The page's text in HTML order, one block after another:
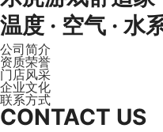
温度 · 空气 · 水
公司简介
资质荣誉
门店风采
企业文化
联系方式
CONTACT US